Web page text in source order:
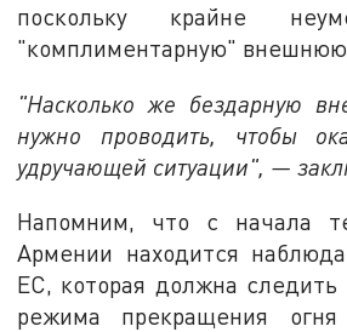
поскольку крайне
"комплиментарную" внешнюю
"Насколько же бездарную
нужно проводить, чтобы
удручающей ситуации", —
Напомним, что с начала
Армении находится
ЕС, которая должна
режима прекращения